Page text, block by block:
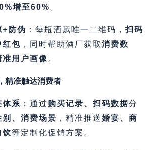
增至60%​ 。
+防伪 ​：每瓶酒赋唯一二维码，​扫码
红包 ，同时帮助酒厂获取 消费数
用户画像 。
精准触达消费者
体系 ​：通过 购买记录、扫码数据分
别、消费场景 ，精准推送婚宴、商
饮等定制化促销方案。